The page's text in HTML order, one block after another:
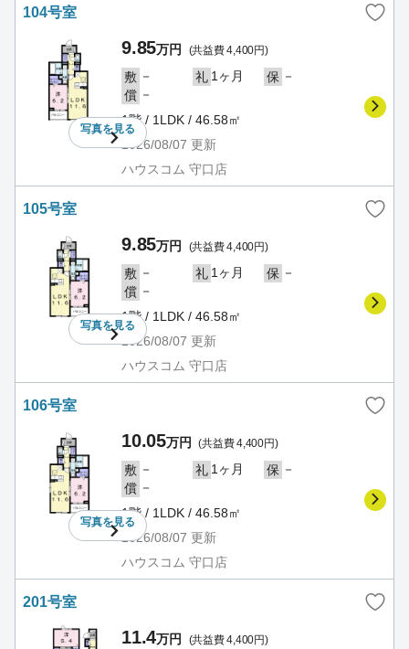
104号室
写真を見る
9.85万円 (共益費 4,400円)
敷 － 礼 1ヶ月 保 －
償 －
1階 / 1LDK / 46.58㎡
2026/08/07 更新
ハウスコム 守口店
105号室
写真を見る
9.85万円 (共益費 4,400円)
敷 － 礼 1ヶ月 保 －
償 －
1階 / 1LDK / 46.58㎡
2026/08/07 更新
ハウスコム 守口店
106号室
写真を見る
10.05万円 (共益費 4,400円)
敷 － 礼 1ヶ月 保 －
償 －
1階 / 1LDK / 46.58㎡
2026/08/07 更新
ハウスコム 守口店
201号室
11.4万円 (共益費 4,400円)